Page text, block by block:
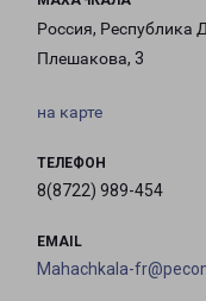
Россия, Республика
Плешакова, 3
на карте
ТЕЛЕФОН
8(8722) 989-454
EMAIL
Mahachkala-